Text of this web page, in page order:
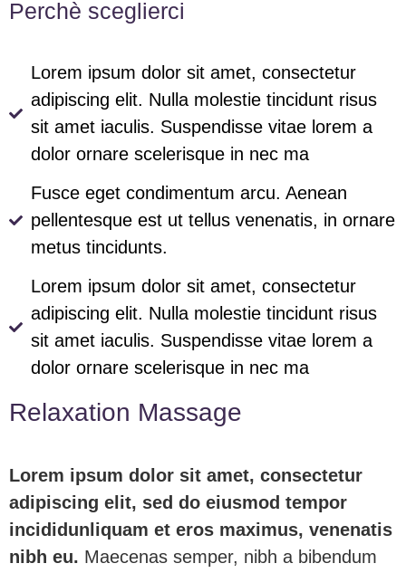
Perchè sceglierci
Lorem ipsum dolor sit amet, consectetur
adipiscing elit. Nulla molestie tincidunt risus
sit amet iaculis. Suspendisse vitae lorem a
dolor ornare scelerisque in nec ma
Fusce eget condimentum arcu. Aenean
pellentesque est ut tellus venenatis, in ornare
metus tincidunts.
Lorem ipsum dolor sit amet, consectetur
adipiscing elit. Nulla molestie tincidunt risus
sit amet iaculis. Suspendisse vitae lorem a
dolor ornare scelerisque in nec ma
Relaxation Massage
Lorem ipsum dolor sit amet, consectetur
adipiscing elit, sed do eiusmod tempor
incididunliquam et eros maximus, venenatis
nibh eu. Maecenas semper, nibh a bibendum